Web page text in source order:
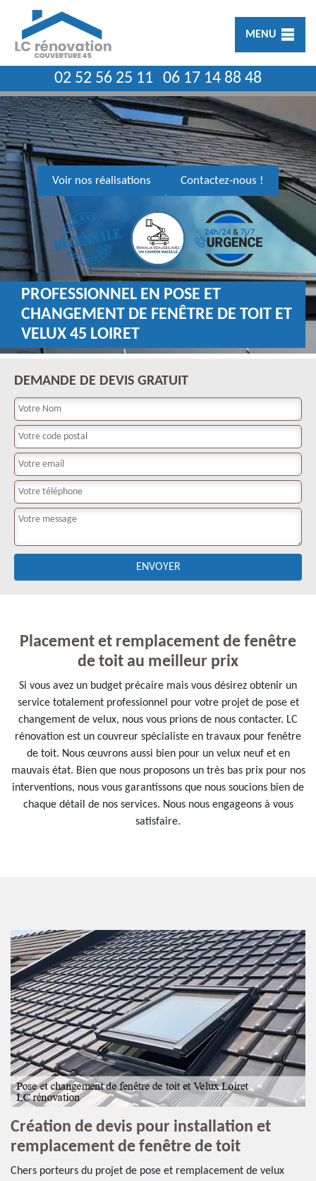
MENU
02 52 56 25 11 06 17 14 88 48
Voir nos réalisations Contactez-nous !
PROFESSIONNEL EN POSE ET
CHANGEMENT DE FENÊTRE DE TOIT ET
VELUX 45 LOIRET
DEMANDE DE DEVIS GRATUIT
Placement et remplacement de fenêtre
de toit au meilleur prix
Si vous avez un budget précaire mais vous désirez obtenir un
service totalement professionnel pour votre projet de pose et
changement de velux, nous vous prions de nous contacter. LC
rénovation est un couvreur spécialiste en travaux pour fenêtre
de toit. Nous œuvrons aussi bien pour un velux neuf et en
mauvais état. Bien que nous proposons un très bas prix pour nos
interventions, nous vous garantissons que nous soucions bien de
chaque détail de nos services. Nous nous engageons à vous
satisfaire.
Création de devis pour installation et
remplacement de fenêtre de toit
Chers porteurs du projet de pose et remplacement de velux